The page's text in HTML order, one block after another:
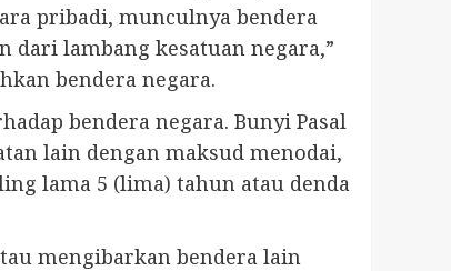
pribadi, munculnya bendera
dari lambang kesatuan negara,”
bendera negara.
bendera negara. Bunyi Pasal
lain dengan maksud menodai,
lama 5 (lima) tahun atau denda
mengibarkan bendera lain